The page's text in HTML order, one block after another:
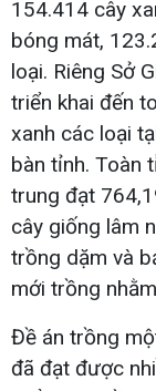
154.414 cây
bóng mát,
loại. Riêng Sở
triển khai đến
xanh các loại
bàn tỉnh. Toàn
trung đạt
cây giống lâm
trồng dặm và
mới trồng
Đề án trồng
đã đạt được